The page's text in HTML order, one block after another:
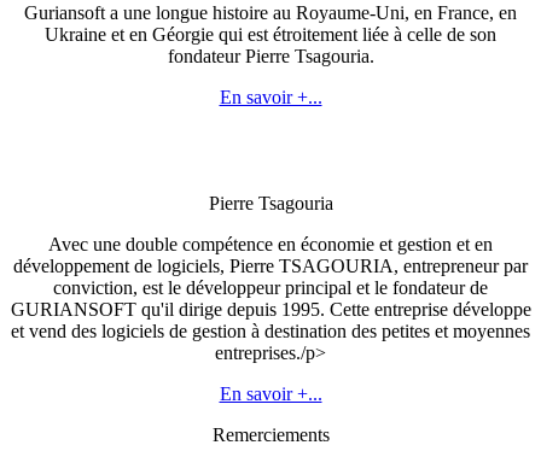
Guriansoft a une longue histoire au Royaume-Uni, en France, en
Ukraine et en Géorgie qui est étroitement liée à celle de son
fondateur Pierre Tsagouria.
En savoir +...
Pierre Tsagouria
Avec une double compétence en économie et gestion et en
développement de logiciels, Pierre TSAGOURIA, entrepreneur par
conviction, est le développeur principal et le fondateur de
GURIANSOFT qu'il dirige depuis 1995. Cette entreprise développe
et vend des logiciels de gestion à destination des petites et moyennes
entreprises./p>
En savoir +...
Remerciements